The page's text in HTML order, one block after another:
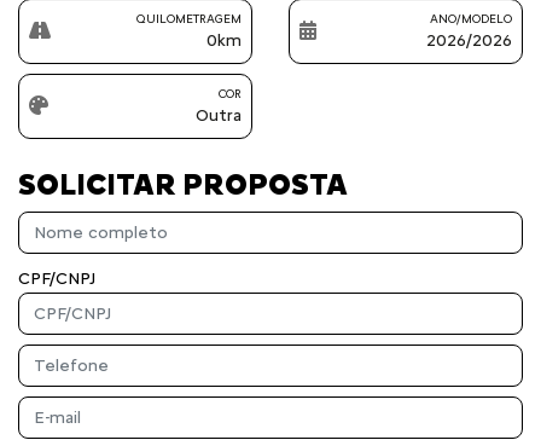
QUILOMETRAGEM
0km
ANO/MODELO
2026/2026
COR
Outra
SOLICITAR PROPOSTA
CPF/CNPJ